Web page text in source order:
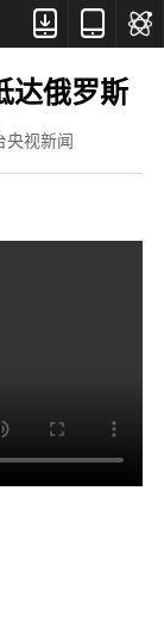



达俄罗斯
央视新闻